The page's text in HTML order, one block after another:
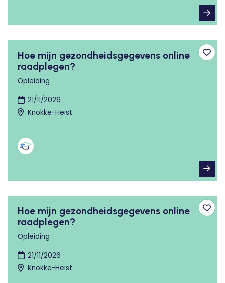
Hoe mijn gezondheidsgegevens online
raadplegen?
Opleiding
21/11/2026
Knokke-Heist
Hoe mijn gezondheidsgegevens online
raadplegen?
Opleiding
21/11/2026
Knokke-Heist